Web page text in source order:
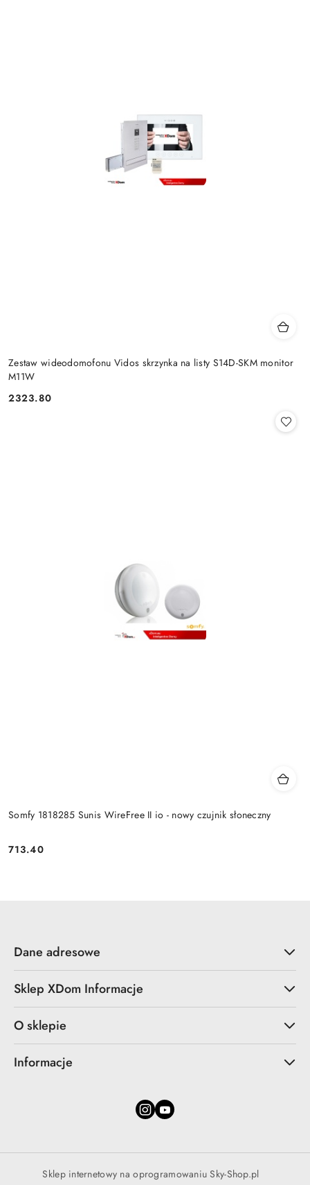
Zestaw wideodomofonu Vidos skrzynka na listy S14D-SKM monitor
M11W
Cena:
2323.80
Somfy 1818285 Sunis WireFree II io - nowy czujnik słoneczny
Cena:
713.40
Dane adresowe
Sklep XDom Informacje
O sklepie
Informacje
Sklep internetowy na oprogramowaniu Sky-Shop.pl